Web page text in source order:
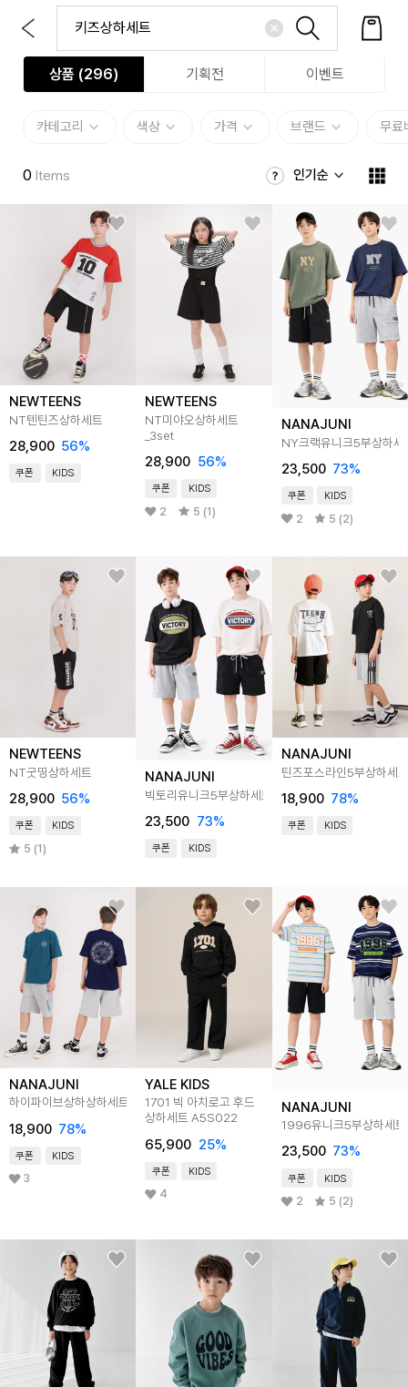
상품 (296) 기획전 이벤트
카테고리 색상 가격 브랜드 무료
0 Items 인기순
NEWTEENS
NT텐틴즈상하세트
28,900 56%
쿠폰 KIDS
NEWTEENS
NT미야오상하세트
_3set
28,900 56%
쿠폰 KIDS
2 5 (1)
NANAJUNI
NY크랙유니크5부상하세
23,500 73%
쿠폰 KIDS
2 5 (2)
NEWTEENS
NT굿띵상하세트
28,900 56%
쿠폰 KIDS
5 (1)
NANAJUNI
빅토리유니크5부상하세트
23,500 73%
쿠폰 KIDS
NANAJUNI
틴즈포스라인5부상하세트
18,900 78%
쿠폰 KIDS
NANAJUNI
하이파이브상하상하세트
18,900 78%
쿠폰 KIDS
3
YALE KIDS
1701 빅 아치로고 후드
상하세트 A5S022
65,900 25%
쿠폰 KIDS
4
NANAJUNI
1996유니크5부상하세트
23,500 73%
쿠폰 KIDS
2 5 (2)